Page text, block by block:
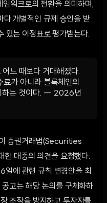
워크로의 전환을 의미하며,
다 개별적인 규제 승인을 받
있는 이정표로 평가받는다.
느 때보다 거대해졌다.
가 아니라 블록체인의
하는 것이다. — 2026년
증권거래법(Securities
대중의 의견을 요청했다.
에 관련 규칙 변경안을 최
고는 해당 논의를 구체화하